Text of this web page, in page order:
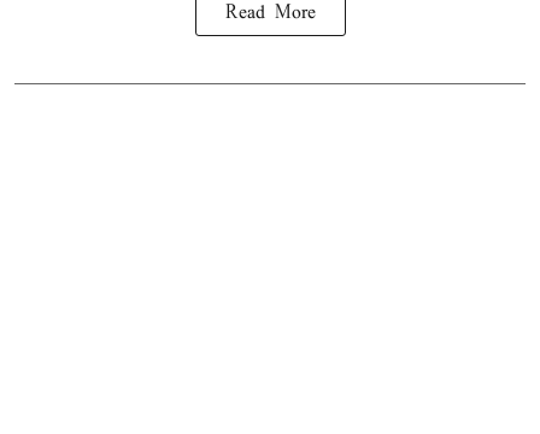
Read More